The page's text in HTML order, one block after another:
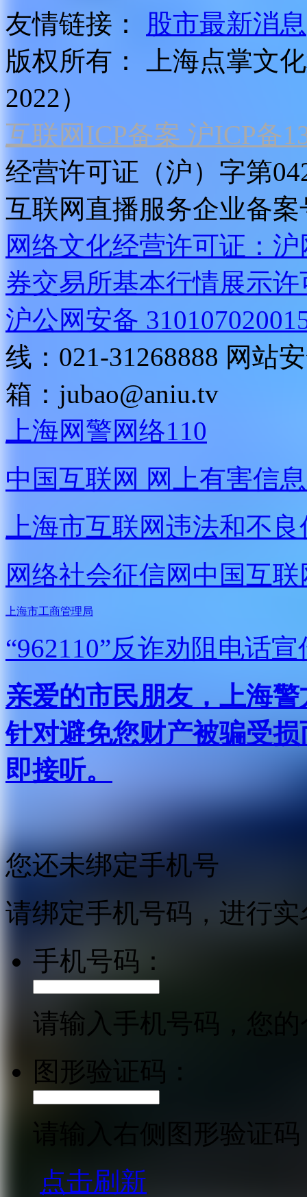
友情链接：
股市最新消息
版权所有：
上海点掌文
2022）
互联网ICP备案 沪ICP备
经营许可证（沪）字第
互联网直播服务企业备案
网络文化经营许可证：
券交易所基本行情展示许
沪公网安备
线：021-31268888 网站
箱： jubao@aniu.tv
上海网警网络110
中国互联网 网上有害信
上海市互联网违法和不
网络社会征信网 中国互
上海市工商管理局
“962110”反诈劝阻电话宣
亲爱的市民朋友，上海
针对避免您财产被骗受
即接听。
您还未绑定手机号
请绑定手机号码，进行
手机号码：
请输入手机号码，您
图形验证码：
请输入右侧图形验证码
点击刷新